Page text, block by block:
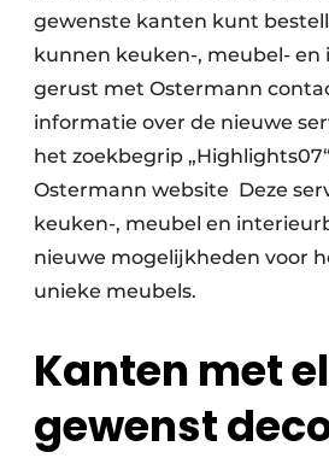
gewenste kanten kunt
kunnen keuken-, meubel-
gerust met Ostermann
informatie over de nieuwe
het zoekbegrip
Ostermann website Deze
keuken-, meubel en
nieuwe mogelijkheden voor
unieke meubels.
Kanten met
gewenst